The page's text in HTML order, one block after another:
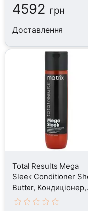
4592 грн
Доставлення
Total Results Mega
Sleek Conditioner
Butter, Кондиціонер,
300 мл